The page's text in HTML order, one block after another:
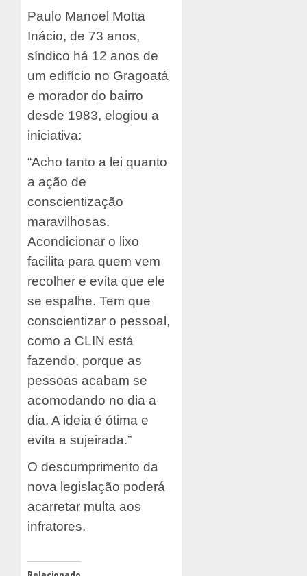
Paulo Manoel Motta
Inácio, de 73 anos,
síndico há 12 anos de
um edifício no Gragoatá
e morador do bairro
desde 1983, elogiou a
iniciativa:
“Acho tanto a lei quanto
a ação de
conscientização
maravilhosas.
Acondicionar o lixo
facilita para quem vem
recolher e evita que ele
se espalhe. Tem que
conscientizar o pessoal,
como a CLIN está
fazendo, porque as
pessoas acabam se
acomodando no dia a
dia. A ideia é ótima e
evita a sujeirada.”
O descumprimento da
nova legislação poderá
acarretar multa aos
infratores.